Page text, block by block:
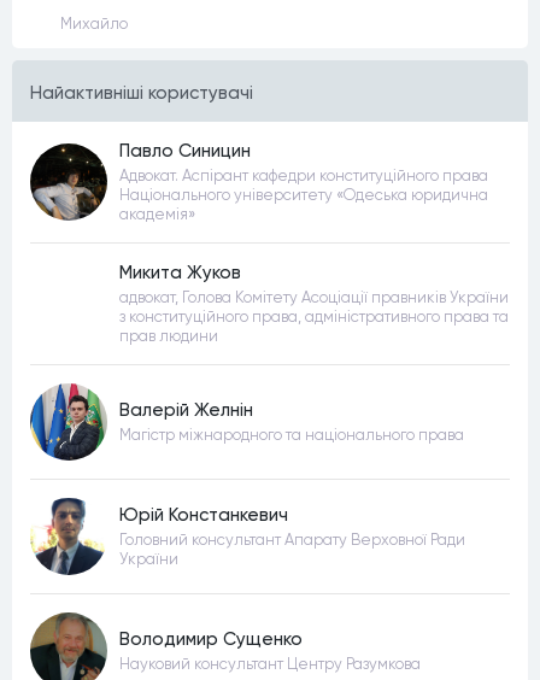
Михайло
Найактивнiшi користувачi
Павло Синицин
Адвокат. Аспірант кафедри конституційного права
Національного університету «Одеська юридична
академія»
Микита Жуков
адвокат, Голова Комітету Асоціації правників України
з конституційного права, адміністративного права та
прав людини
Валерій Желнін
Магістр міжнародного та національного права
Юрій Констанкевич
Головний консультант Апарату Верховної Ради
України
Володимир Сущенко
Науковий консультант Центру Разумкова